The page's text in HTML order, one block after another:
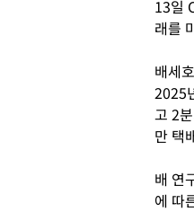
13일
래를
배세
2025
고 2
만 택
배 연
에 따